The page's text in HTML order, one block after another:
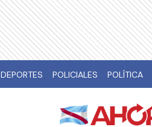
DEPORTES POLICIALES POLÍTICA